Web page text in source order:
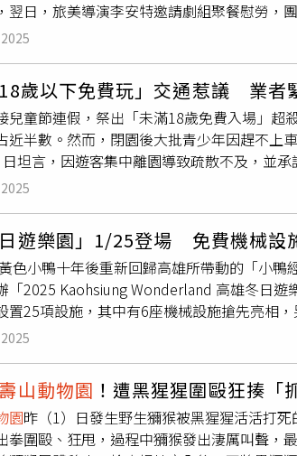
，如羊駝及絨鼠，更提供空調設備維持涼爽
動物生活空間之舒適度。為持續提升動物福
等作為。另方面，動物園也嚴正駁斥「行
施是動物園的核心業務，預算配置也為最優
費用占 壽山動物園總預算近50％，而年度
態保育及動物相關之教育推廣活動，透過相
引更多民眾入園，進而促進動物認養與各項
款專用於動物的飼料、醫療照護、棲地改善
布經費收支報告，帳目公開透明。
任，園區每位同仁均基於對動物的熱愛與專
譽，更嚴重打擊第一線動物保育工作者士氣」
翌日，旅美導演李安特邀請劇組聚餐慰勞，
在劇中飾演一名廣告公司群創意總監，因一
實習，體驗真實的飼養
成為劇中難忘的趣味場景。為真實呈現動物
練。王柏傑與犀牛建立深厚感情，甚至成功
也和大家一致認同此場景氣味最濃烈。影集
足跡遍及中央公園、時代廣場及第五大道等
如刀般刮過臉龐，然而抬頭仰望只見櫻花廊
27度，劇組眾人也真切體會到「春天像繼
製作人唐在揚、導演蘇文聖執導，邵雨薇與
之作。
歲以下免費玩」交通惹議 業者
兒童節連假，祭出「未滿18歲免費入場」
近半數。然而，閉園後大批青少年因趕不上
坦言，因遊客集中離園導致疏散不及，並
」活動，成年人名字有「木」或「木字部
估算昨天入園人數破1.3萬人，其中未成年
上車，回不了家，只能等待小黃、客運，或
開始排，排了2小時車子，還看到有人插隊
，3日晚間7時載客到六福村時，平台顯示
遊魂一般，在路上晃來晃去，一看到計程車
車時刻表，但最後一班公車人多到擠不上。
兒童青少年在那裡晃來晃去，還找不到交通
該自己提早做好功課嗎」、「人家是要吸
上地鐵會怪迪士尼嗎？怎麼在台灣就會怪六
及，並承諾今天加開接駁車至4班因應。（
六福村總經理葉忠岳今到高雄出席「六福村與
天傍晚5、6點後離園，就像燈會一樣瞬間
日遊樂園」1/25登場 免費機械
色小鴨十年後重新回歸高雄所帶動的「小
「2025 Kaohsiung Wonderland 高雄冬日
置25項設施，其中有6座機械設施搶先亮相
施皆可免費遊玩，加上美食市集及趣味的親
讓小朋友玩得盡興。（圖／高雄市觀光局
。（圖／高雄市觀光局提供）高雄燈會、高
雄市觀光局提供）今年高雄冬日遊樂園樂園
間增加下午6點至晚上9點時段。遊園券將於
活動也將與人氣IP吉伊卡哇合作在現場設置
山動物園 ！遭黑猩猩圍毆狂揍
園昨（1）日發生野生獼猴被黑猩猩活活打
拳圍毆、狂甩，過程中獼猴發出淒厲叫聲，